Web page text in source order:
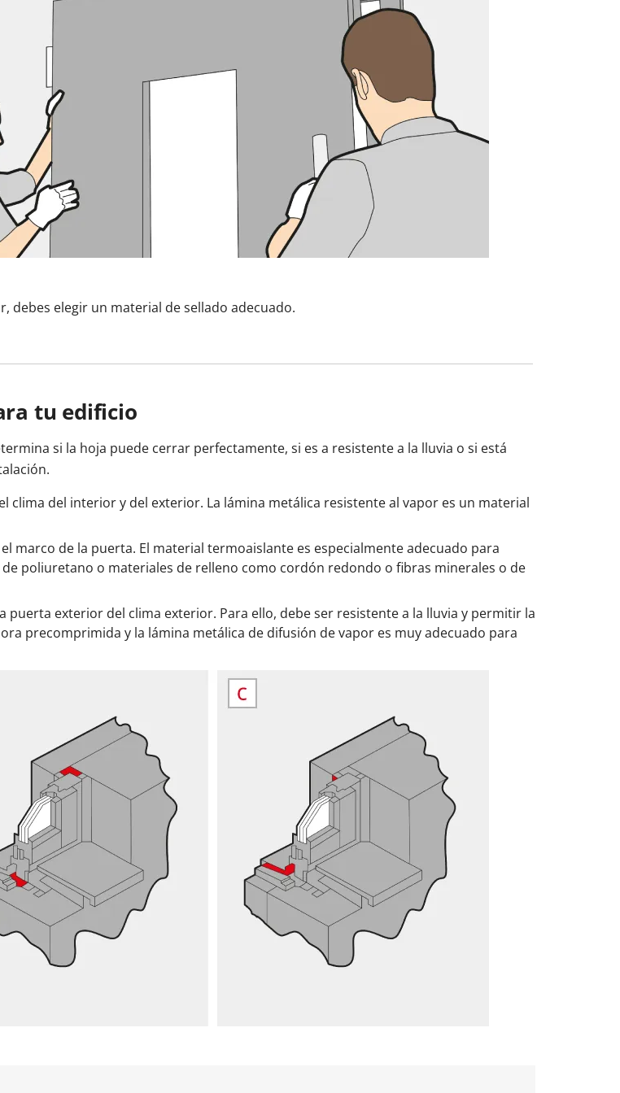
debes elegir un material de sellado adecuado.
tu edificio
si la hoja puede cerrar perfectamente, si es a resistente a la lluvia o si está
clima del interior y del exterior. La lámina metálica resistente al vapor es un material
marco de la puerta. El material termoaislante es especialmente adecuado para
poliuretano o materiales de relleno como cordón redondo o fibras minerales o de
exterior del clima exterior. Para ello, debe ser resistente a la lluvia y permitir la
precomprimida y la lámina metálica de difusión de vapor es muy adecuado para